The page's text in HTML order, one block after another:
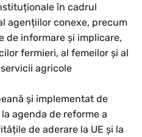
în cadrul
agențiilor conexe, precum
de informare și implicare,
fermieri, al femeilor și al
agricole
și implementat de
agenda de reforme a
de aderare la UE și la